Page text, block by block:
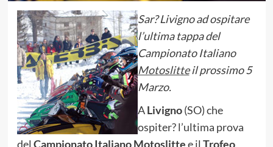
Sar? Livigno ad ospitare
l’ultima tappa del
Campionato Italiano
Motoslitteil prossimo 5
Marzo.
ALivigno(SO) che
ospiter? l’ultima prova
del Campionato Italiano Motoslittee il Trofeo